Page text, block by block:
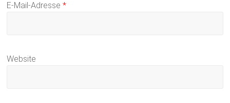
E-Mail-Adresse*
Website